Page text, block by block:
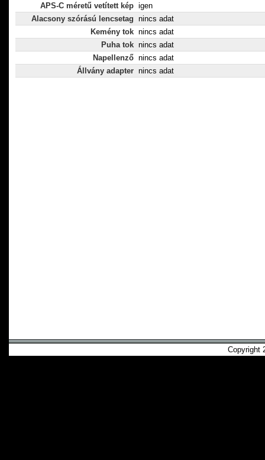
APS-C méretű vetített kép igen
Alacsony szórású lencsetag nincs adat
Kemény tok nincs adat
Puha tok nincs adat
Napellenző nincs adat
Állvány adapter nincs adat
Copyright